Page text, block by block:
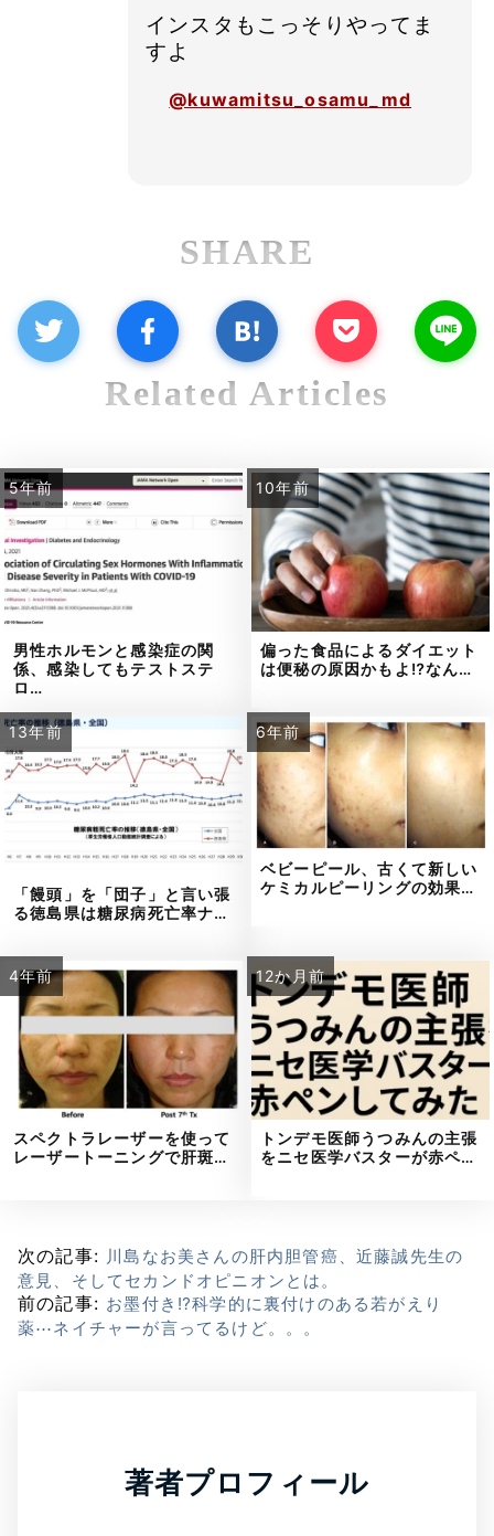
インスタもこっそりやってま
すよ
@kuwamitsu_osamu_md
SHARE
Related Articles
5年前
男性ホルモンと感染症の関
係、感染してもテストステ
ロ…
10年前
偏った食品によるダイエット
は便秘の原因かもよ⁉なん…
13年前
「饅頭」を「団子」と言い張
る徳島県は糖尿病死亡率ナ…
6年前
ベビーピール、古くて新しい
ケミカルピーリングの効果…
4年前
スペクトラレーザーを使って
レーザートーニングで肝斑…
12か月前
トンデモ医師うつみんの主張
をニセ医学バスターが赤ペ…
次の記事: 川島なお美さんの肝内胆管癌、近藤誠先生の
意見、そしてセカンドオピニオンとは。
前の記事: お墨付き⁉科学的に裏付けのある若がえり
薬⋯ネイチャーが言ってるけど。。。
著者プロフィール